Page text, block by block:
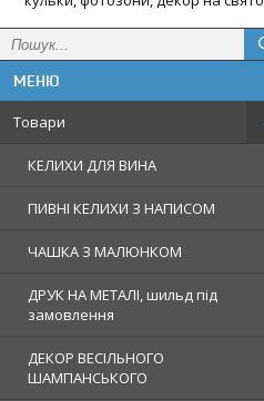
Товари
КЕЛИХИ ДЛЯ ВИНА
ПИВНІ КЕЛИХИ З НАПИСОМ
ЧАШКА З МАЛЮНКОМ
ДРУК НА МЕТАЛІ, шильд під
замовлення
ДЕКОР ВЕСІЛЬНОГО
ШАМПАНСЬКОГО